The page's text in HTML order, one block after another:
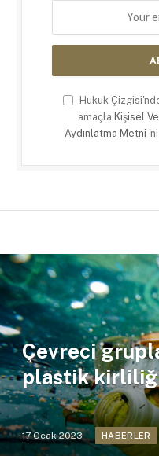
Hukuk
amaçla Kişisel
Aydınlatma Metni
Çevreci
plastik
17 Ocak 2023 HABERLER